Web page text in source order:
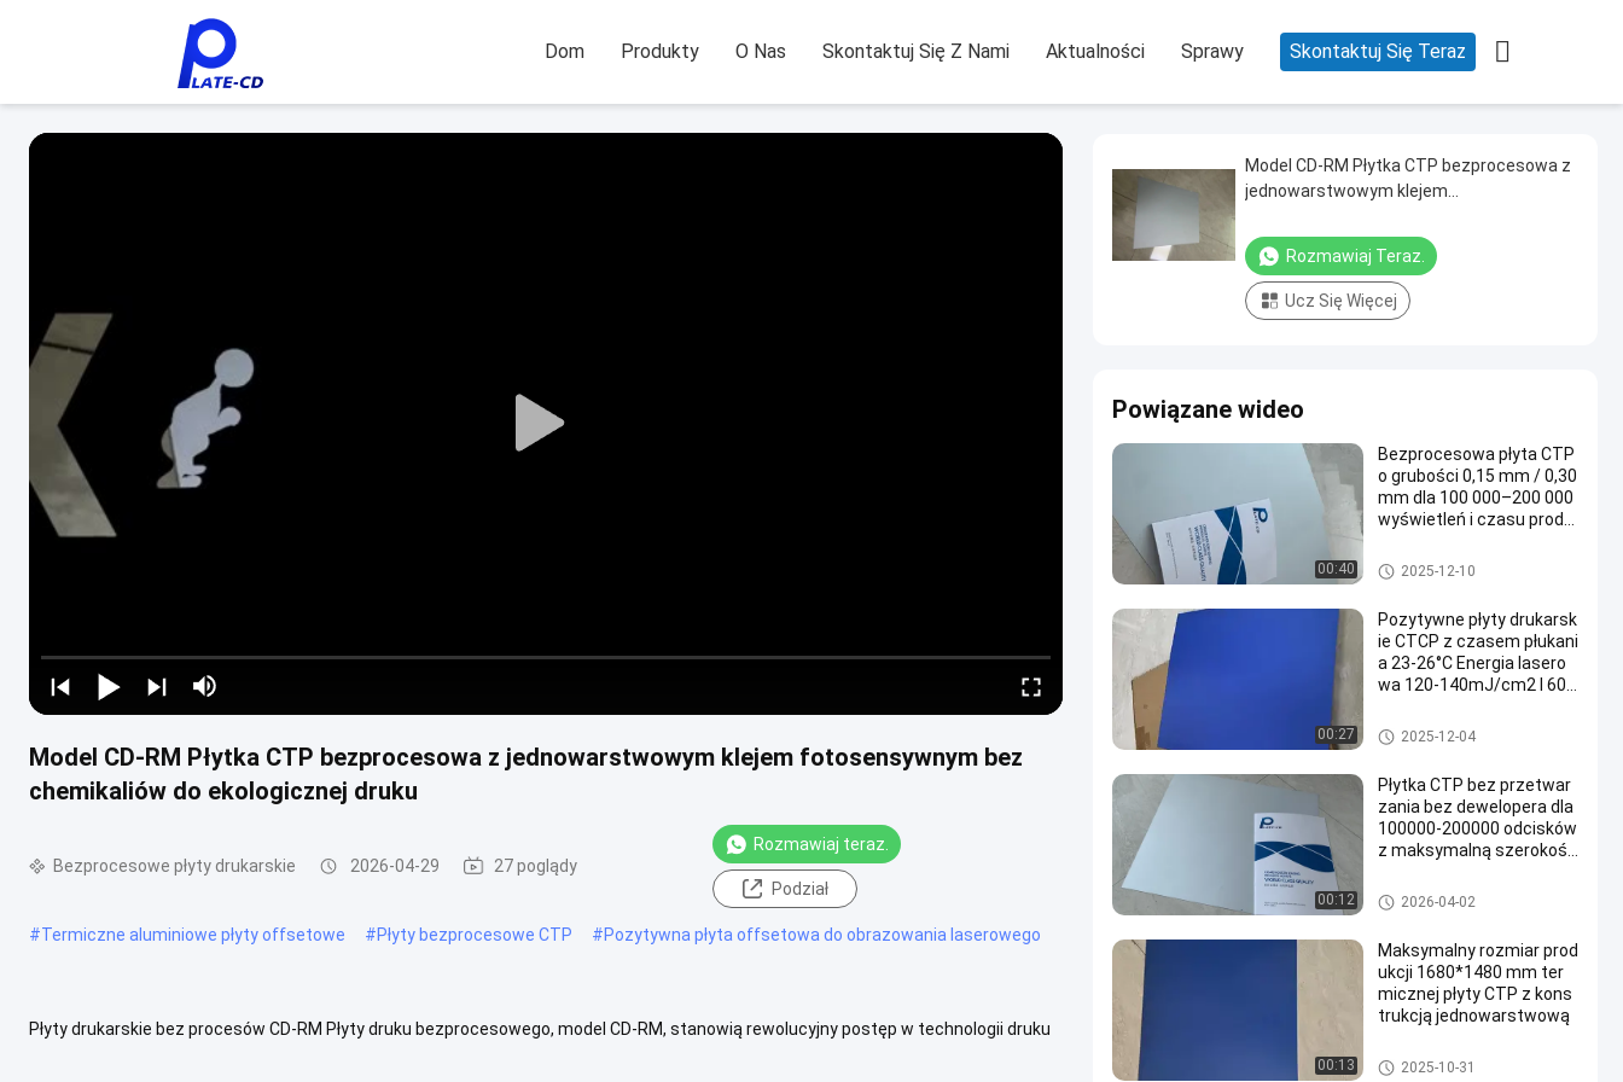
Dom Produkty O Nas Skontaktuj Się Z Nami Aktualności Sprawy Skontaktuj Się Teraz 
Model CD-RM Płytka CTP bezprocesowa z jednowarstwowym klejem fotosensywnym bez
chemikaliów do ekologicznej druku
Bezprocesowe płyty drukarskie 2026-04-29 27 poglądy
Rozmawiaj teraz.
Podział
#Termiczne aluminiowe płyty offsetowe #Płyty bezprocesowe CTP #Pozytywna płyta offsetowa do obrazowania laserowego
Płyty drukarskie bez procesów CD-RM Płyty druku bezprocesowego, model CD-RM, stanowią rewolucyjny postęp w technologii druku
Model CD-RM Płytka CTP bezprocesowa z
jednowarstwowym klejem
ekologicznej druku
Rozmawiaj Teraz.
Ucz Się Więcej
Powiązane wideo
00:40
Bezprocesowa płyta CTP
o grubości 0,15 mm / 0,30
mm dla 100 000–200 000
wyświetleń i czasu produ
Bezprocesowe płyty drukarski
e
2025-12-10
00:27
Pozytywne płyty drukarsk
ie CTCP z czasem płukani
a 23-26°C Energia lasero
wa 120-140mJ/cm2 I 600
Płyty drukarskie CTCP
2025-12-04
00:12
Płytka CTP bez przetwar
zania bez dewelopera dla
100000-200000 odcisków
z maksymalną szerokośc
Bezprocesowe płyty drukarski
e
2026-04-02
00:13
Maksymalny rozmiar prod
ukcji 1680*1480 mm ter
micznej płyty CTP z kons
trukcją jednowarstwową
Płyta termiczna CTP
2025-10-31